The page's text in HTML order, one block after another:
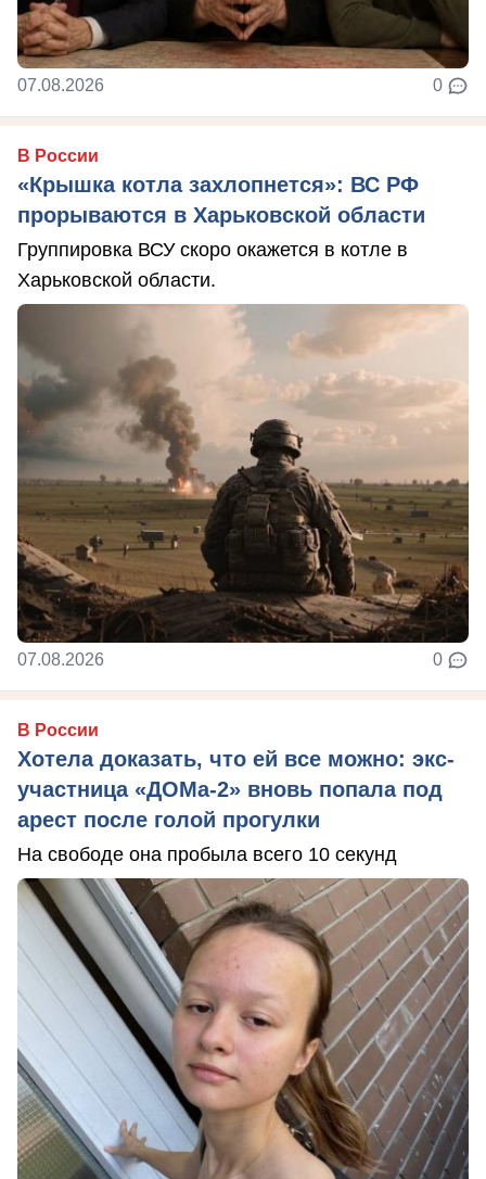
07.08.2026 0
В России
«Крышка котла захлопнется»: ВС РФ
прорываются в Харьковской области
Группировка ВСУ скоро окажется в котле в
Харьковской области.
07.08.2026 0
В России
Хотела доказать, что ей все можно: экс-
участница «ДОМа-2» вновь попала под
арест после голой прогулки
На свободе она пробыла всего 10 секунд